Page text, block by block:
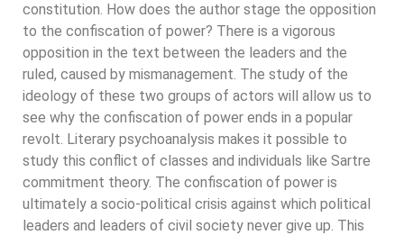
constitution. How does the author stage the opposition
to the confiscation of power? There is a vigorous
opposition in the text between the leaders and the
ruled, caused by mismanagement. The study of the
ideology of these two groups of actors will allow us to
see why the confiscation of power ends in a popular
revolt. Literary psychoanalysis makes it possible to
study this conflict of classes and individuals like Sartre
commitment theory. The confiscation of power is
ultimately a socio-political crisis against which political
leaders and leaders of civil society never give up. This